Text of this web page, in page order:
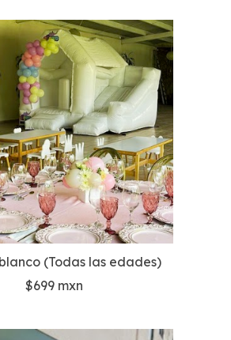
(Todas las edades)
$699 mxn